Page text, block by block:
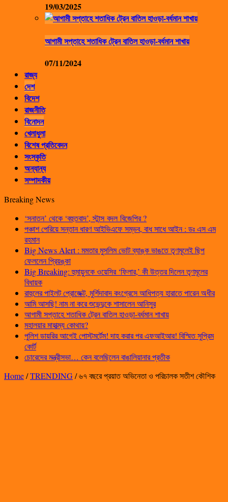
19/03/2025
আগামী সপ্তাহে শতাধিক ট্রেন বাতিল হাওড়া-বর্ধমান শাখায়
07/11/2024
রাজ্য
দেশ
বিদেশ
রাজনীতি
বিনোদন
খেলাধুলা
বিশেষ প্রতিবেদন
সংস্কৃতি
অন্যান্য
সম্পাদকীয়
Breaking News
‘সনাতন’ থেকে ‘বহুতবাদ’, স্টান্স বদল বিজেপির ?
পঞ্চাশ পেরিয়ে সন্তান ধারণ আইভিএফে সম্ভব, বাধ সাধে আইন : ডঃ এস এম
রহমান
Big News Alert : মমতার মুসলিম ভোট ব্যাঙ্ক ভাঙতে তৃণমূলেই ছিপ
ফেললেন প্রিয়ঙ্কা
Big Breaking: হুমায়ুনকে ওয়েসির ‘ফিলার,’ কী উত্তর দিলেন তৃণমূলের
বিধায়ক
রাহুলের পাইলট প্রোজেক্ট, মুর্শিদাবাদ কংগ্রেসে আধিপত্য হারাতে পারেন অধীর
আমি আসছি! নাম না করে শুভেন্দুকে শাসালেন আনিসুর
আগামী সপ্তাহে শতাধিক ট্রেন বাতিল হাওড়া-বর্ধমান শাখায়
মহালয়ার মাহাত্ম্য কোথায়?
পুলিশ ডায়রির আগেই পোস্টমর্টেম! দাহ করার পর এফআইআর! বিস্মিত সুপ্রিম
কোর্ট
চোরেদের মন্ত্রীসভা… কেন বলেছিলেন বাঙালিয়ানার প্রতীক
Home/TRENDING/৬৭ বছরে প্রয়াত অভিনেতা ও পরিচালক সতীশ কৌশিক